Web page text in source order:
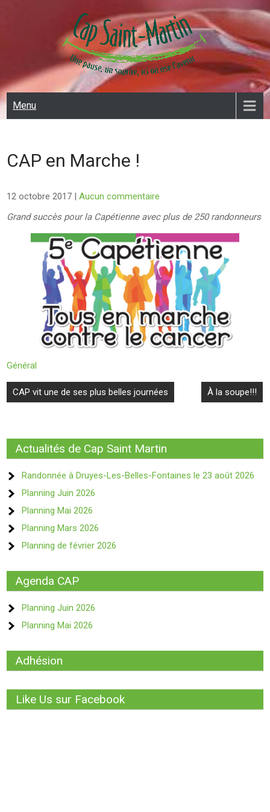
CAP SAINT MARTIN
Menu
CAP en Marche !
12 octobre 2017 |Aucun commentaire
Grand succès pour la Capétienne avec plus de 250 randonneurs
Général
Navigation
de
CAP vit une de ses plus belles journées À la soupe!!!
Actualités de Cap Saint Martin
Randonnée à Druyes-Les-Belles-Fontaines le 23 août 2026
Planning Juin 2026
Planning Mai 2026
Planning Mars 2026
Planning de février 2026
Agenda CAP
Planning Juin 2026
Planning Mai 2026
Adhésion
Like Us sur Facebook